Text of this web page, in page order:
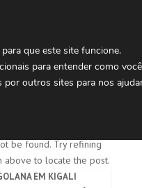
be found. Try refining
above to locate the post.
EM KIGALI
que este site funcione.
para entender como
por outros sites para nos
Cookie Banner